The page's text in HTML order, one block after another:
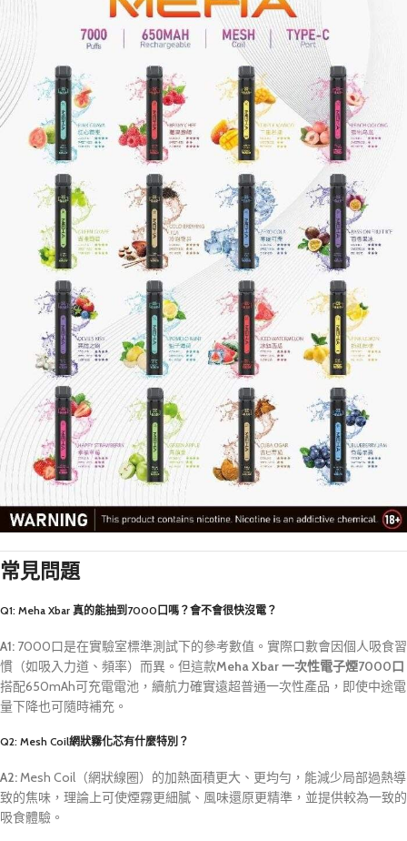
常見問題
Q1: Meha Xbar 真的能抽到7000口嗎？會不會很快沒電？
A1: 7000口是在實驗室標準測試下的參考數值。實際口數會因個人吸食習
慣（如吸入力道、頻率）而異。但這款Meha Xbar 一次性電子煙7000口
搭配650mAh可充電電池，續航力確實遠超普通一次性產品，即使中途電
量下降也可隨時補充。
Q2: Mesh Coil網狀霧化芯有什麼特別？
A2: Mesh Coil（網狀線圈）的加熱面積更大、更均勻，能減少局部過熱導
致的焦味，理論上可使煙霧更細膩、風味還原更精準，並提供較為一致的
吸食體驗。